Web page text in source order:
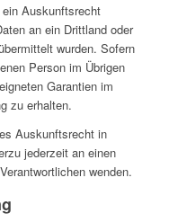
Auskunftsrecht
an ein Drittland oder
wurden. Sofern
Person im Übrigen
Garantien im
zu erhalten.
Auskunftsrecht in
jederzeit an einen
wenden.